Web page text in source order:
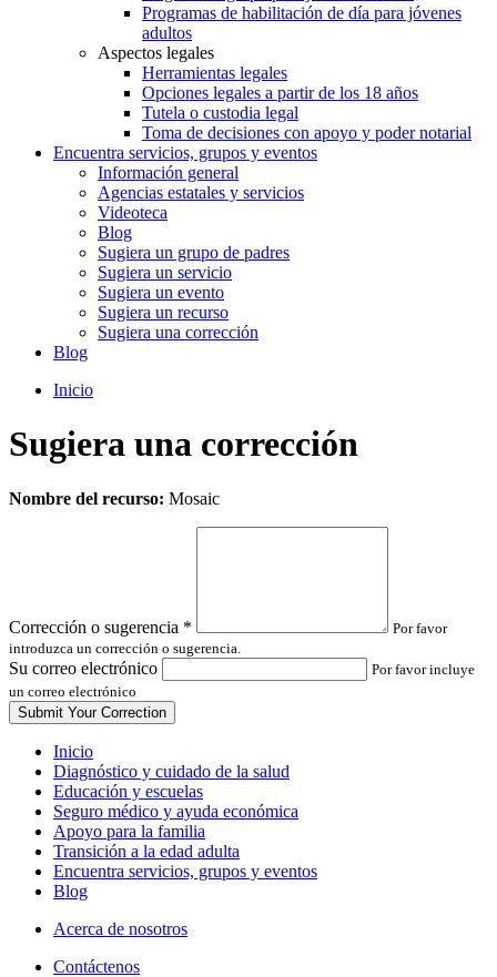
Programas de habilitación de día para jóvenes
adultos
Aspectos legales
Herramientas legales
Opciones legales a partir de los 18 años
Tutela o custodia legal
Toma de decisiones con apoyo y poder notarial
Encuentra servicios, grupos y eventos
Información general
Agencias estatales y servicios
Videoteca
Blog
Sugiera un grupo de padres
Sugiera un servicio
Sugiera un evento
Sugiera un recurso
Sugiera una corrección
Blog
Inicio
Sugiera una corrección
Leave
Nombre del recurso: Mosaic
Corrección o sugerencia *
Por favor
introduzca un corrección o sugerencia.
Su correo electrónico
Por favor incluye
un correo electrónico
Inicio
Diagnóstico y cuidado de la salud
Educación y escuelas
Seguro médico y ayuda económica
Apoyo para la familia
Transición a la edad adulta
Encuentra servicios, grupos y eventos
Blog
Acerca de nosotros
Contáctenos